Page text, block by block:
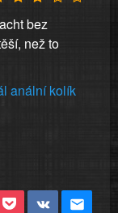
bez
než to
anální kolík